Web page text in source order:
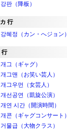
강판（降板）
カ 行
강혜정（カン・へジョン）
行
개그（ギャグ）
개그맨（お笑い芸人）
개그우먼（女芸人）
개선공연（凱旋公演）
개연 시간（開演時間）
개콘（ギャグコンサート）
거물급（大物クラス）